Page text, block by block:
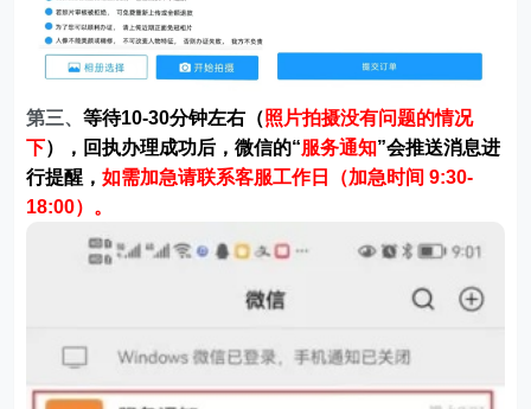
第三、等待10-30分钟左右（照片拍摄没有问题的情况
下），回执办理成功后，微信的“服务通知”会推送消息进
行提醒，如需加急请联系客服工作日（加急时间 9:30-
18:00）。